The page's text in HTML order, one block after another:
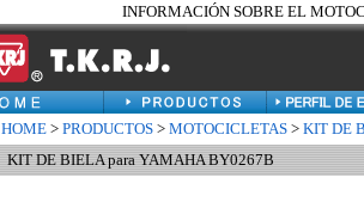
INFORMACIÓN SOBRE EL
HOME > PRODUCTOS > MOTOCICLETAS > KIT DE
KIT DE BIELA para YAMAHA BY0267B